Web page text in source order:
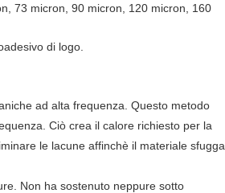
73 micron, 90 micron, 120 micron, 160
di logo.
ad alta frequenza. Questo metodo
Ciò crea il calore richiesto per la
le lacune affinchè il materiale sfugga
Non ha sostenuto neppure sotto